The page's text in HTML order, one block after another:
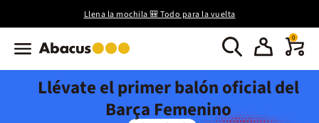
Llena la mochila 🎒 Todo para la vuelta
0
Llévate el primer balón oficial del
Barça Femenino